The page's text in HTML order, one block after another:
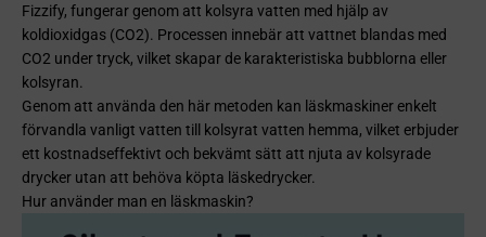
Fizzify, fungerar genom att kolsyra vatten med hjälp av
koldioxidgas (CO2). Processen innebär att vattnet blandas med
CO2 under tryck, vilket skapar de karakteristiska bubblorna eller
kolsyran.
Genom att använda den här metoden kan läskmaskiner enkelt
förvandla vanligt vatten till kolsyrat vatten hemma, vilket erbjuder
ett kostnadseffektivt och bekvämt sätt att njuta av kolsyrade
drycker utan att behöva köpta läskedrycker.
Hur använder man en läskmaskin?